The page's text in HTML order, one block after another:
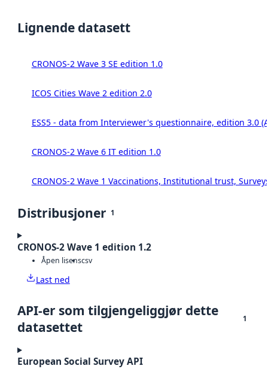
Lignende datasett
CRONOS-2 Wave 3 SE edition 1.0
ICOS Cities Wave 2 edition 2.0
ESS5 - data from Interviewer's questionnaire, edition 3.0
CRONOS-2 Wave 6 IT edition 1.0
CRONOS-2 Wave 1 Vaccinations, Institutional trust,
Distribusjoner 1
CRONOS-2 Wave 1 edition 1.2
Åpen lisenscsv
Last ned
API-er som tilgjengeliggjør dette
datasettet
1
European Social Survey API